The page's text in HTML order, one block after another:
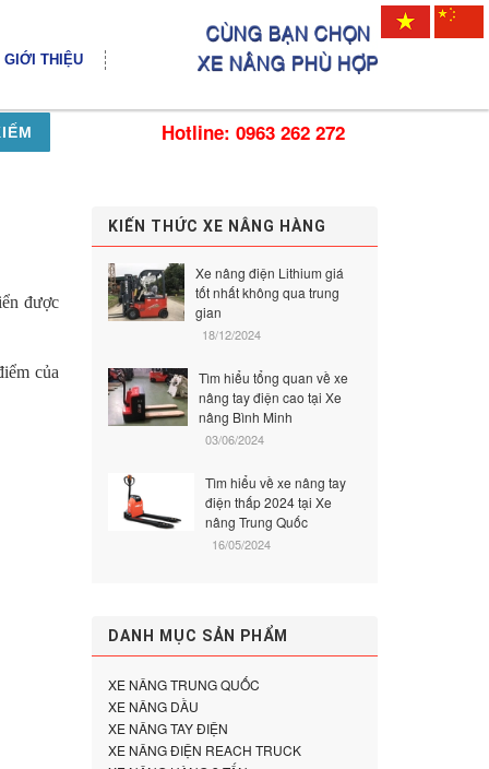
GIỚI THIỆU
Hotline: 0963 262 272
được
của
KIẾN THỨC XE NÂNG HÀNG
Xe nâng điện Lithium giá
tốt nhất không qua trung
gian
18/12/2024
Tìm hiểu tổng quan về xe
nâng tay điện cao tại Xe
nâng Bình Minh
03/06/2024
Tìm hiểu về xe nâng tay
điện thấp 2024 tại Xe
nâng Trung Quốc
16/05/2024
DANH MỤC SẢN PHẨM
XE NÂNG TRUNG QUỐC
XE NÂNG DẦU
XE NÂNG TAY ĐIỆN
XE NÂNG ĐIỆN REACH TRUCK